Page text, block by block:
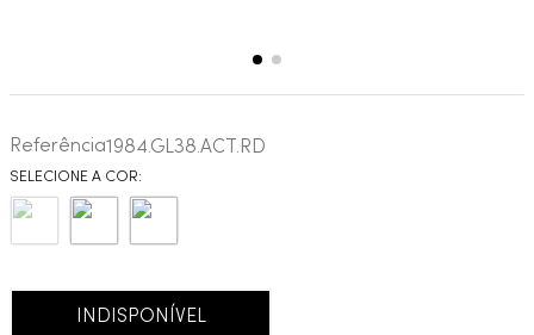
Referência1984.GL38.ACT.RD
INDISPONÍVEL